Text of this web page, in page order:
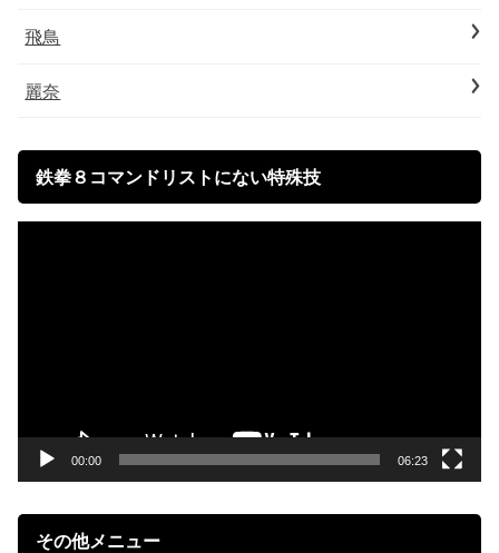
飛鳥
麗奈
鉄拳８コマンドリストにない特殊技
00:00 06:23
その他メニュー